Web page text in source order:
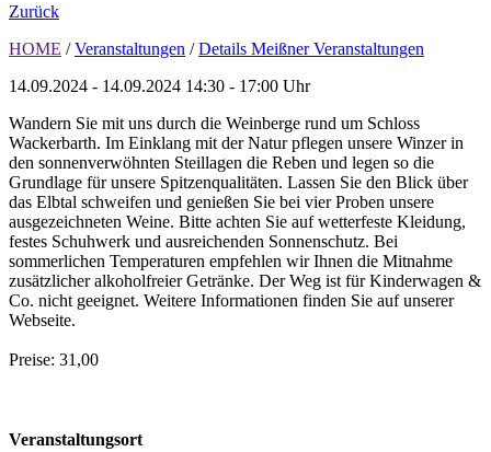
Zurück
HOME / Veranstaltungen / Details Meißner Veranstaltungen
14.09.2024 - 14.09.2024 14:30 - 17:00 Uhr
Wandern Sie mit uns durch die Weinberge rund um Schloss
Wackerbarth. Im Einklang mit der Natur pflegen unsere Winzer in
den sonnenverwöhnten Steillagen die Reben und legen so die
Grundlage für unsere Spitzenqualitäten. Lassen Sie den Blick über
das Elbtal schweifen und genießen Sie bei vier Proben unsere
ausgezeichneten Weine. Bitte achten Sie auf wetterfeste Kleidung,
festes Schuhwerk und ausreichenden Sonnenschutz. Bei
sommerlichen Temperaturen empfehlen wir Ihnen die Mitnahme
zusätzlicher alkoholfreier Getränke. Der Weg ist für Kinderwagen &
Co. nicht geeignet. Weitere Informationen finden Sie auf unserer
Webseite.
Preise: 31,00
Veranstaltungsort